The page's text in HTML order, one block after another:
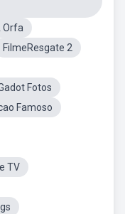
Orfa
FilmeResgate 2
Fotos
Famoso
TV